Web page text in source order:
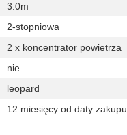
3.0m
2-stopniowa
2 x koncentrator powietrza
nie
leopard
12 miesięcy od daty zakupu